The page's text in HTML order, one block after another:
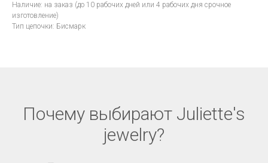
Наличие: на заказ (до 10 рабочих дней или 4 рабочих дня срочное
изготовление)
Тип цепочки: Бисмарк
Почему выбирают Juliette's
jewelry?